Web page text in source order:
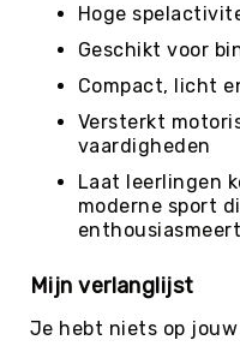
Pionnen
Hoepels
&
Stokken
Hoge
Geschikt voor
Compact, licht
Versterkt
vaardigheden
Laat leerlingen
moderne sport
Mijn verlanglijst
Je hebt niets op